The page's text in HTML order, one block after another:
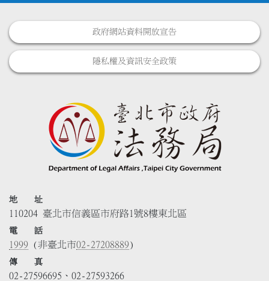
政府網站資料開放宣告
隱私權及資訊安全政策
地 址
110204 臺北市信義區市府路1號8樓東北區
電 話
1999 (非臺北市02-27208889)
傳 真
02-27596695、02-27593266